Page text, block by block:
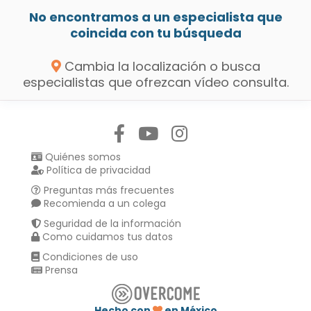
No encontramos a un especialista que
coincida con tu búsqueda
Cambia la localización o busca
especialistas que ofrezcan vídeo consulta.
Quiénes somos
Política de privacidad
Preguntas más frecuentes
Recomienda a un colega
Seguridad de la información
Como cuidamos tus datos
Condiciones de uso
Prensa